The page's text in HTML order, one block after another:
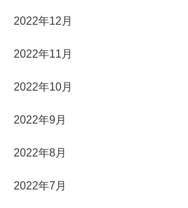
2022年12月
2022年11月
2022年10月
2022年9月
2022年8月
2022年7月